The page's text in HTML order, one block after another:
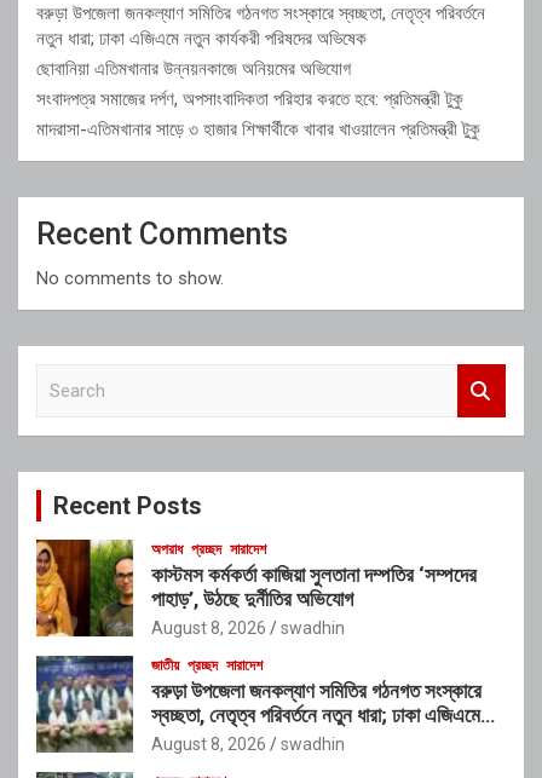
বরুড়া উপজেলা জনকল্যাণ সমিতির গঠনগত সংস্কারে স্বচ্ছতা, নেতৃত্ব পরিবর্তনে
নতুন ধারা; ঢাকা এজিএমে নতুন কার্যকরী পরিষদের অভিষেক
ছোবানিয়া এতিমখানার উন্নয়নকাজে অনিয়মের অভিযোগ
সংবাদপত্র সমাজের দর্পণ, অপসাংবাদিকতা পরিহার করতে হবে: প্রতিমন্ত্রী টুকু
মাদরাসা-এতিমখানার সাড়ে ৩ হাজার শিক্ষার্থীকে খাবার খাওয়ালেন প্রতিমন্ত্রী টুকু
Recent Comments
No comments to show.
c
Recent Posts
অপরাধ প্রচ্ছদ সারাদেশ
কাস্টমস কর্মকর্তা কাজিয়া সুলতানা দম্পতির ‘সম্পদের
পাহাড়’, উঠছে দুর্নীতির অভিযোগ
August 8, 2026 swadhin
জাতীয় প্রচ্ছদ সারাদেশ
বরুড়া উপজেলা জনকল্যাণ সমিতির গঠনগত সংস্কারে
স্বচ্ছতা, নেতৃত্ব পরিবর্তনে নতুন ধারা; ঢাকা এজিএমে
নতুন কার্যকরী পরিষদের অভিষেক
August 8, 2026 swadhin